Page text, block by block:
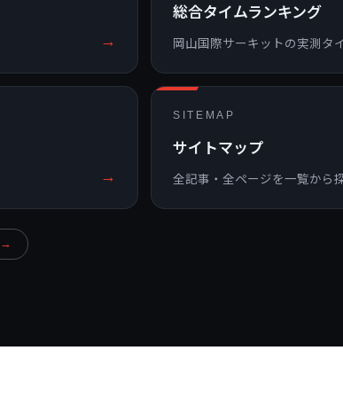
→
総合タイムランキング
岡山国際サーキットの実測タ
→
SITEMAP
サイトマップ
全記事・全ページを一覧から
→